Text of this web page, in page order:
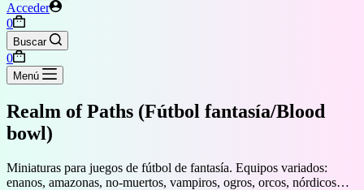
Acceder
Carro
de
compra
0
Buscar
Carro
de
compra
0
Menú
Realm of Paths (Fútbol fantasía/Blood
bowl)
Miniaturas para juegos de fútbol de fantasía. Equipos variados:
enanos, amazonas, no-muertos, vampiros, ogros, orcos, nórdicos…